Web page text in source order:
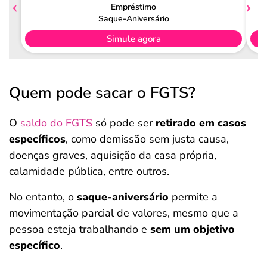
Empréstimo
Saque-Aniversário
Simule agora
Quem pode sacar o FGTS?
O saldo do FGTS só pode ser retirado em casos
específicos, como demissão sem justa causa,
doenças graves, aquisição da casa própria,
calamidade pública, entre outros.
No entanto, o saque-aniversário permite a
movimentação parcial de valores, mesmo que a
pessoa esteja trabalhando e sem um objetivo
específico.